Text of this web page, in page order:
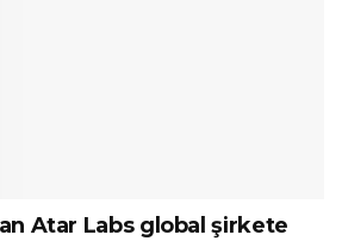
Atar Labs global şirkete